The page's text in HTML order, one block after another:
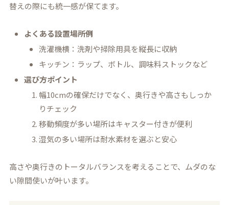
替えの際にも統一感が保てます。
よくある設置場所例
洗濯機横：洗剤や掃除用具を縦長に収納
キッチン：ラップ、ボトル、調味料ストックなど
選び方ポイント
幅10cmの確保だけでなく、奥行きや高さもしっか
りチェック
移動頻度が多い場所はキャスター付きが便利
湿気の多い場所は耐水素材を選ぶと安心
高さや奥行きのトータルバランスを考えることで、ムダのな
い隙間使いが叶います。